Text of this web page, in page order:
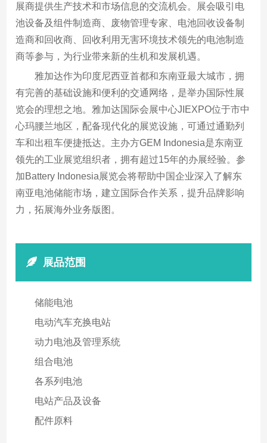
展商提供生产技术和市场信息的交流机会。展会吸引电
池设备及组件制造商、废物管理专家、电池回收设备制
造商和回收商、回收利用无害环境技术领先的电池制造
商等参与，为行业带来新的生机和发展机遇。
雅加达作为印度尼西亚首都和东南亚最大城市，拥
有完善的基础设施和便利的交通网络，是举办国际性展
览会的理想之地。雅加达国际会展中心JIEXPO位于市中
心玛腰兰地区，配备现代化的展览设施，可通过通勤列
车和出租车便捷抵达。主办方GEM Indonesia是东南亚
领先的工业展览组织者，拥有超过15年的办展经验。参
加Battery Indonesia展览会将帮助中国企业深入了解东
南亚电池储能市场，建立国际合作关系，提升品牌影响
力，拓展海外业务版图。
展品范围
储能电池
电动汽车充换电站
动力电池及管理系统
组合电池
各系列电池
电站产品及设备
配件原料